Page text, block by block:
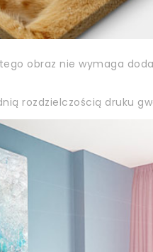
obraz nie wymaga
rozdzielczością druku